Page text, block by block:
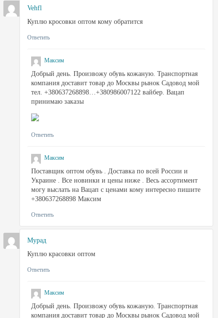
Vehfl
Куплю кросовки оптом кому обратится
Ответить
Максим
Добрый день. Произвожу обувь кожаную. Транспортная
компания доставит товар до Москвы рынок Садовод мой
тел. +380637268898…+380986007122 вайбер. Вацап
принимаю заказы
Ответить
Максим
Поставщик оптом обувь . Доставка по всей России и
Украине . Все новинки и цены ниже . Весь ассортимент
могу выслать на Вацап с ценами кому интересно пишите
+380637268898 Максим
Ответить
Мурад
Куплю красовки оптом
Ответить
Максим
Добрый день. Произвожу обувь кожаную. Транспортная
компания доставит товар до Москвы рынок Садовод мой